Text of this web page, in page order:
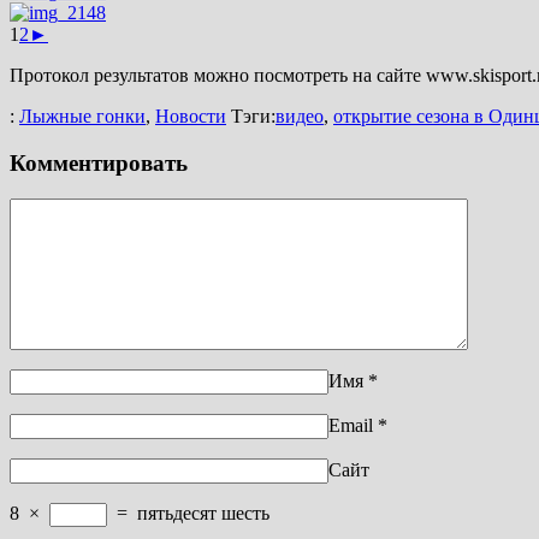
1 2 ►
Протокол результатов можно посмотреть на сайте
: Лыжные гонки, Новости Тэги:видео, открытие сезона в
Комментировать
Имя *
Email *
Сайт
8 × = пятьдесят шесть